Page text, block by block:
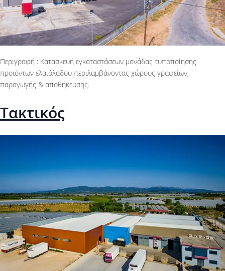
Περιγραφή : Κατασκευή εγκαταστάσεων μονάδας τυποποίησης
προϊόντων ελαιόλαδου περιλαμβάνοντας χώρους γραφείων,
παραγωγής & αποθήκευσης.
Τακτικός